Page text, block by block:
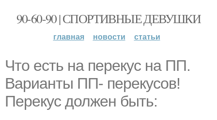
90-60-90 | СПОРТИВНЫЕ ДЕВУШКИ
главная новости статьи
Что есть на перекус на ПП.
Варианты ПП- перекусов!
Перекус должен быть: